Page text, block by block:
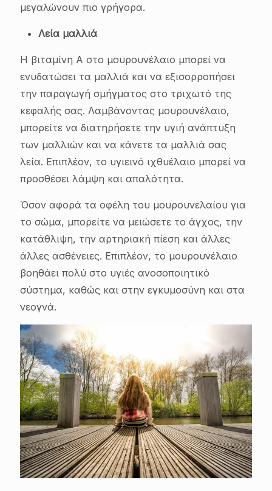
μεγαλώνουν πιο γρήγορα.
Λεία μαλλιά
Η βιταμίνη Α στο μουρουνέλαιο μπορεί να
ενυδατώσει τα μαλλιά και να εξισορροπήσει
την παραγωγή σμήγματος στο τριχωτό της
κεφαλής σας. Λαμβάνοντας μουρουνέλαιο,
μπορείτε να διατηρήσετε την υγιή ανάπτυξη
των μαλλιών και να κάνετε τα μαλλιά σας
λεία. Επιπλέον, το υγιεινό ιχθυέλαιο μπορεί να
προσθέσει λάμψη και απαλότητα.
Όσον αφορά τα οφέλη του μουρουνελαίου για
το σώμα, μπορείτε να μειώσετε το άγχος, την
κατάθλιψη, την αρτηριακή πίεση και άλλες
άλλες ασθένειες. Επιπλέον, το μουρουνέλαιο
βοηθάει πολύ στο υγιές ανοσοποιητικό
σύστημα, καθώς και στην εγκυμοσύνη και στα
νεογνά.